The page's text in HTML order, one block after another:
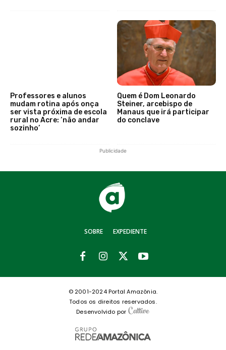
Professores e alunos
mudam rotina após onça
ser vista próxima de escola
rural no Acre: ‘não andar
sozinho’
Quem é Dom Leonardo
Steiner, arcebispo de
Manaus que irá participar
do conclave
Publicidade
SOBRE EXPEDIENTE
© 2001-2024 Portal Amazônia.
Todos os direitos reservados.
Desenvolvido por